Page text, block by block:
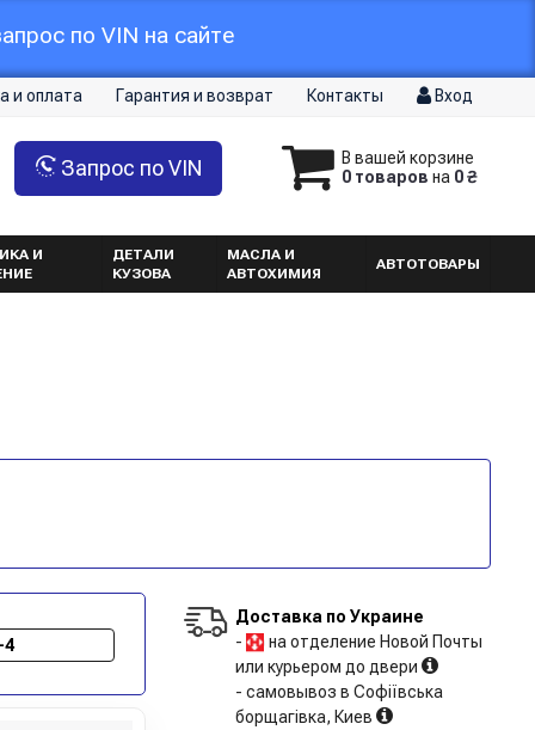
по VIN на сайте
и оплата Гарантия и возврат Контакты Вход
В вашей корзине
0 товаров на 0 ₴
Запрос по VIN
И
ДЕТАЛИ
КУЗОВА
МАСЛА И
АВТОХИМИЯ
АВТОТОВАРЫ
4
Доставка по Украине
-
на отделение Новой Почты
или курьером до двери
- самовывоз в Софіївська
борщагівка, Киев